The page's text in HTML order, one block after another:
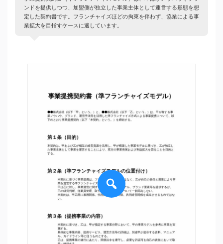
ンドを提供しつつ、加盟側が独立した事業主体として運営する形態を想
定した契約書です。フランチャイズほどの拘束を伴わず、協業による事
業拡大を目指すケースに適しています。